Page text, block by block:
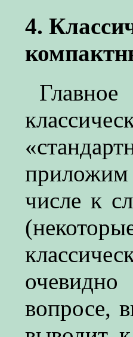
4.
приложим
числе к
вопросе,